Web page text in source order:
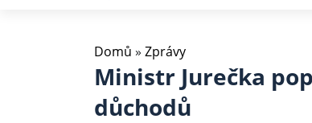
Domů » Zprávy
Ministr Jurečka
důchodů